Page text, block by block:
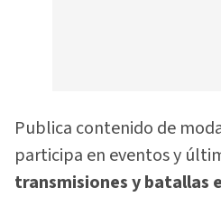
Publica contenido de
participa en eventos y
transmisiones y batallas